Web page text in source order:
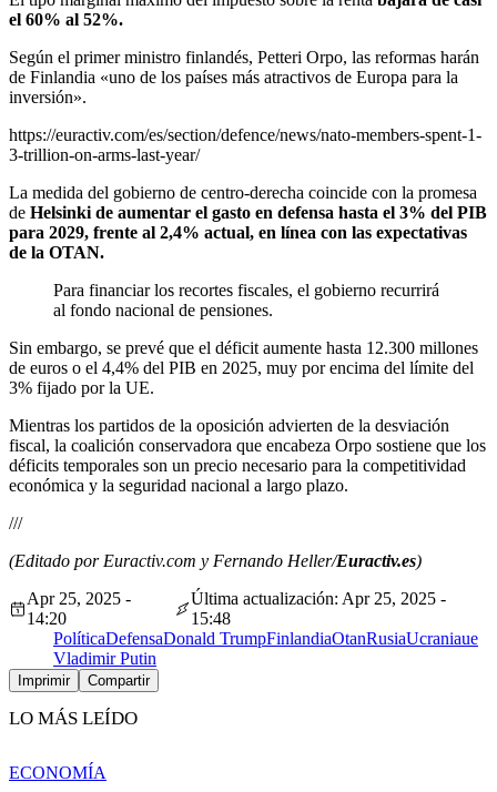
el 60% al 52%.
Según el primer ministro finlandés, Petteri Orpo, las reformas harán
de Finlandia «uno de los países más atractivos de Europa para la
inversión».
https://euractiv.com/es/section/defence/news/nato-members-spent-1-
3-trillion-on-arms-last-year/
La medida del gobierno de centro-derecha coincide con la promesa
de Helsinki de aumentar el gasto en defensa hasta el 3% del PIB
para 2029, frente al 2,4% actual, en línea con las expectativas
de la OTAN.
Para financiar los recortes fiscales, el gobierno recurrirá
al fondo nacional de pensiones.
Sin embargo, se prevé que el déficit aumente hasta 12.300 millones
de euros o el 4,4% del PIB en 2025, muy por encima del límite del
3% fijado por la UE.
Mientras los partidos de la oposición advierten de la desviación
fiscal, la coalición conservadora que encabeza Orpo sostiene que los
déficits temporales son un precio necesario para la competitividad
económica y la seguridad nacional a largo plazo.
///
(Editado por Euractiv.com y Fernando Heller/Euractiv.es)
Apr 25, 2025 -
14:20
Última actualización: Apr 25, 2025 -
15:48
PolíticaDefensaDonald TrumpFinlandiaOtanRusiaUcraniaue
Vladimir Putin
Imprimir Compartir
LO MÁS LEÍDO
ECONOMÍA